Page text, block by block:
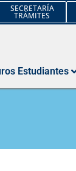
SECRETARÍA
TRÁMITES
Estudiantes